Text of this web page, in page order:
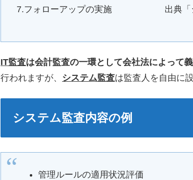
7.フォローアップの実施 出典「シ
IT監査は会計監査の一環として会社法によって
行われますが、 システム監査は監査人を自由に
システム監査内容の例
管理ルールの適用状況評価